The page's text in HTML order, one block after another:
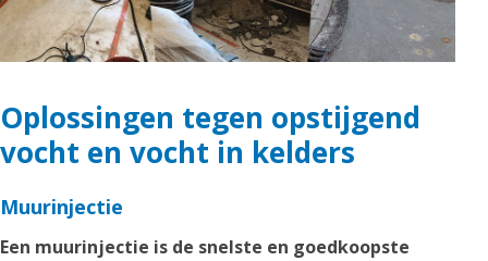
Oplossingen tegen opstijgend
vocht en vocht in kelders
Muurinjectie
Een muurinjectie is de snelste en goedkoopste